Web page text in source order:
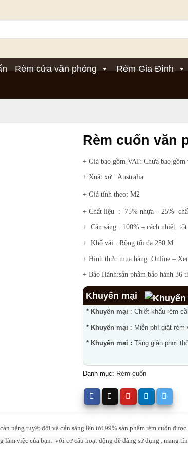
Rèm cửa văn phòng Rèm Gia Đình
Rèm cuốn văn
+ Giá bao gồm VAT: Chưa bao gồm
+ Xuất xứ : Australia
+ Giá tính theo: M2
+ Chất liệu : 75% nhựa – 25%
+ Cản sáng : 100% – cách nhiệt tốt
+ Khổ vải : Rộng tối đa 250 M
+ Hình thức mua hàng: Online –
+ Bảo Hành:sản phẩm bảo hành 36
Khuyến mại
* Khuyến mại : Chiết khấu rèm
* Khuyến mại : Miễn phí giặt rèm
* Khuyến mại : Tặng giàn phơi
Danh mục: Rèm cuốn
nắng tuyệt đối và cản sáng lên tới 99% sản phẩm rèm cuốn
việc của bạn. với cơ cấu hoạt động dẽ dàng sử dụng , mang